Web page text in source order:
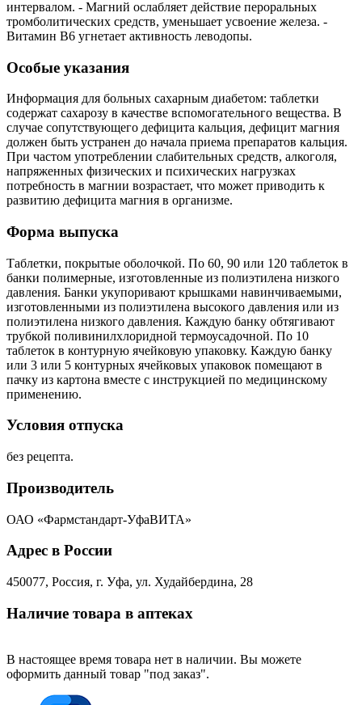
интервалом. - Магний ослабляет действие пероральных
тромболитических средств, уменьшает усвоение железа. -
Витамин В6 угнетает активность леводопы.
Особые указания
Информация для больных сахарным диабетом: таблетки
содержат сахарозу в качестве вспомогательного вещества. В
случае сопутствующего дефицита кальция, дефицит магния
должен быть устранен до начала приема препаратов кальция.
При частом употреблении слабительных средств, алкоголя,
напряженных физических и психических нагрузках
потребность в магнии возрастает, что может приводить к
развитию дефицита магния в организме.
Форма выпуска
Таблетки, покрытые оболочкой. По 60, 90 или 120 таблеток в
банки полимерные, изготовленные из полиэтилена низкого
давления. Банки укупоривают крышками навинчиваемыми,
изготовленными из полиэтилена высокого давления или из
полиэтилена низкого давления. Каждую банку обтягивают
трубкой поливинилхлоридной термоусадочной. По 10
таблеток в контурную ячейковую упаковку. Каждую банку
или 3 или 5 контурных ячейковых упаковок помещают в
пачку из картона вместе с инструкцией по медицинскому
применению.
Условия отпуска
без рецепта.
Производитель
ОАО «Фармстандарт-УфаВИТА»
Адрес в России
450077, Россия, г. Уфа, ул. Худайбердина, 28
Наличие товара в аптеках
В настоящее время товара нет в наличии. Вы можете
оформить данный товар "под заказ".